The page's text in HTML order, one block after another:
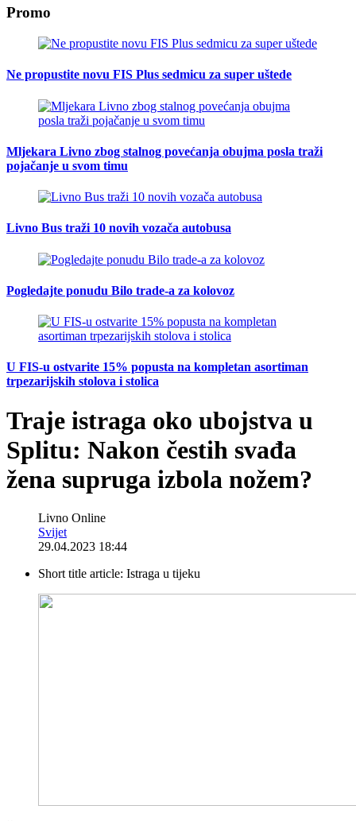
Promo
Ne propustite novu FIS Plus sedmicu za super uštede
Mljekara Livno zbog stalnog povećanja obujma posla traži
pojačanje u svom timu
Livno Bus traži 10 novih vozača autobusa
Pogledajte ponudu Bilo trade-a za kolovoz
U FIS-u ostvarite 15% popusta na kompletan asortiman
trpezarijskih stolova i stolica
Traje istraga oko ubojstva u
Splitu: Nakon čestih svađa
žena supruga izbola nožem?
Livno Online
Svijet
29.04.2023 18:44
Short title article: Istraga u tijeku